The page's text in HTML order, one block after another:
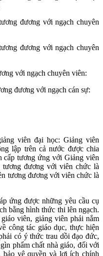
đương với ngạch chuyên
đương với ngạch chuyên
với ngạch chuyên viên:
đương với ngạch cán sự:
viên đại học: Giảng viên
lập trên cả nước được chia
cấp tương ứng với Giảng viên
tương đương với viên chức là
tương đương với viên chức là
ứng được những yêu cầu cụ
bằng hình thức thi lên ngạch.
viên, giảng viên phải nắm
công tác giáo dục, thực hiện
có ý thức trau dồi đạo đức,
phẩm chất nhà giáo, đối với
vệ quyền và lợi ích chính